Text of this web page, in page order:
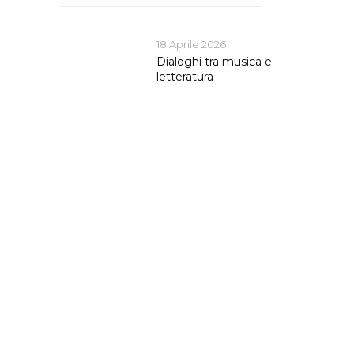
18 Aprile 2026
Dialoghi tra musica e
letteratura